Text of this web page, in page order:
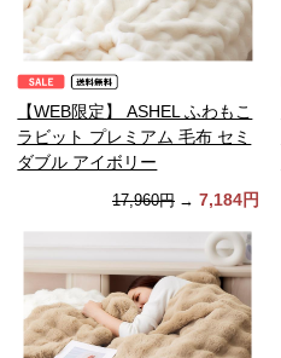
【WEB限定】 ASHEL ふわもこ
ラビット プレミアム 毛布 セミ
ダブル アイボリー
17,960円 → 7,184円